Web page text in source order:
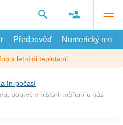
Předpověď Numerický model
s letními teplotami
In-počasí
poprvé v historii měření u nás